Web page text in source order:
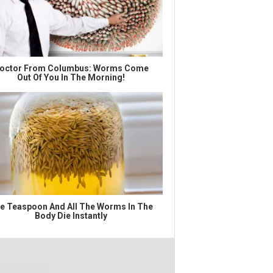
From Columbus: Worms Come
Out Of You In The Morning!
Teaspoon And All The Worms In The
Body Die Instantly